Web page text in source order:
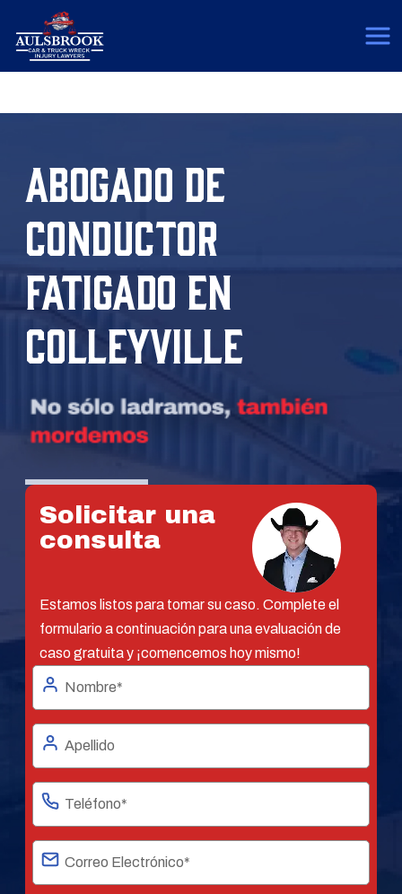
ABOGADO DE
CONDUCTOR
FATIGADO EN
COLLEYVILLE
Solicitar una
consulta
Estamos listos para tomar su caso. Complete el
formulario a continuación para una evaluación de
caso gratuita y ¡comencemos hoy mismo!